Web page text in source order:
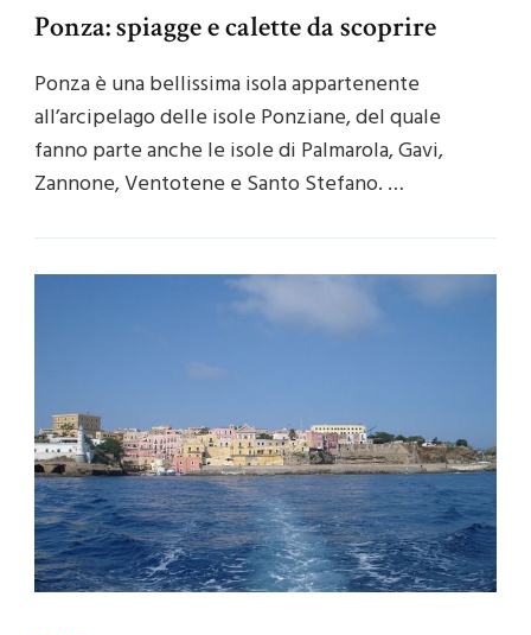
Ponza: spiagge e calette da scoprire
Ponza è una bellissima isola appartenente
all’arcipelago delle isole Ponziane, del quale
fanno parte anche le isole di Palmarola, Gavi,
Zannone, Ventotene e Santo Stefano. …